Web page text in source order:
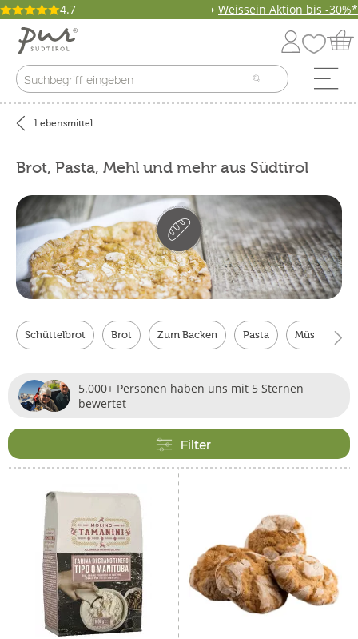
4.7 ➝ Weissein Aktion bis -30%*
Lebensmittel
Brot, Pasta, Mehl und mehr aus Südtirol
Schüttelbrot Brot Zum Backen Pasta Müsli &
5.000+ Personen haben uns mit 5 Sternen
bewertet
Filter